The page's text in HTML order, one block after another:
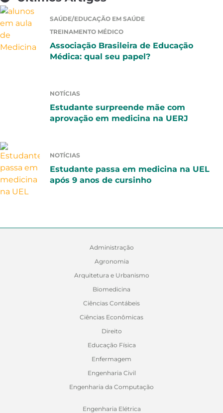
SAÚDE/EDUCAÇÃO EM SAÚDE
TREINAMENTO MÉDICO
Associação Brasileira de Educação
Médica: qual seu papel?
NOTÍCIAS
Estudante surpreende mãe com
aprovação em medicina na UERJ
NOTÍCIAS
Estudante passa em medicina na UEL
após 9 anos de cursinho
Administração
Agronomia
Arquitetura e Urbanismo
Biomedicina
Ciências Contábeis
Ciências Econômicas
Direito
Educação Física
Enfermagem
Engenharia Civil
Engenharia da Computação
Engenharia Elétrica